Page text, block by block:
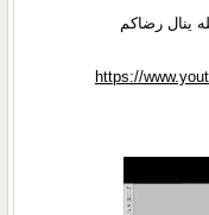
ينال رضاكم
https://